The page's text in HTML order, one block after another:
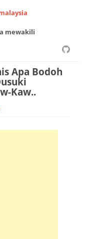
mewakili
Apa Bodoh
Kaw..